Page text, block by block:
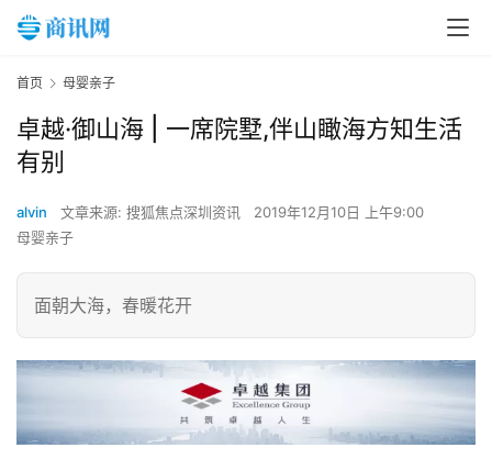
首页 母婴亲子
卓越·御山海 | 一席院墅,伴山瞰海方知生活
有别
alvin 文章来源: 搜狐焦点深圳资讯
2019年12月10日 上午9:00
母婴亲子
面朝大海，春暖花开